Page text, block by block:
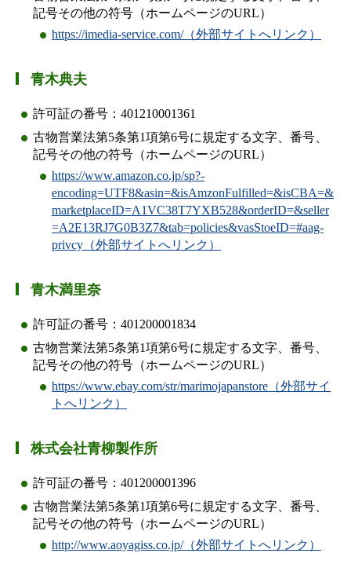
記号その他の符号（ホームページのURL）
https://imedia-service.com/（外部サイトへリンク）
青木典夫
許可証の番号：401210001361
古物営業法第5条第1項第6号に規定する文字、番号、
記号その他の符号（ホームページのURL）
https://www.amazon.co.jp/sp?-
encoding=UTF8&asin=&isAmzonFulfilled=&isCBA=&
marketplaceID=A1VC38T7YXB528&orderID=&seller
=A2E13RJ7G0B3Z7&tab=policies&vasStoeID=#aag-
privcy（外部サイトへリンク）
青木満里奈
許可証の番号：401200001834
古物営業法第5条第1項第6号に規定する文字、番号、
記号その他の符号（ホームページのURL）
https://www.ebay.com/str/marimojapanstore（外部サイ
トへリンク）
株式会社青柳製作所
許可証の番号：401200001396
古物営業法第5条第1項第6号に規定する文字、番号、
記号その他の符号（ホームページのURL）
http://www.aoyagiss.co.jp/（外部サイトへリンク）